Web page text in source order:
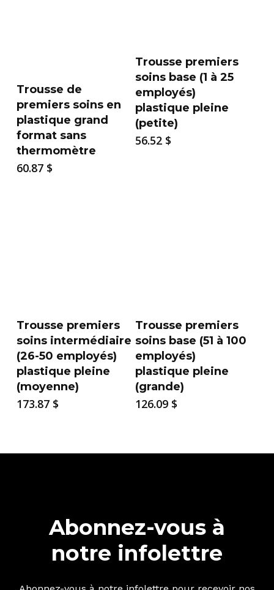
Trousse de
premiers soins en
plastique grand
format sans
thermomètre
60.87 $
Trousse premiers
soins base (1 à 25
employés)
plastique pleine
(petite)
56.52 $
Trousse premiers
soins intermédiaire
(26-50 employés)
plastique pleine
(moyenne)
173.87 $
Trousse premiers
soins base (51 à 100
employés)
plastique pleine
(grande)
126.09 $
Abonnez-vous à
notre infolettre